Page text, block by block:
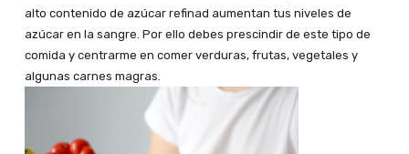
alto contenido de azúcar refinad aumentan tus niveles de
azúcar en la sangre. Por ello debes prescindir de este tipo de
comida y centrarme en comer verduras, frutas, vegetales y
algunas carnes magras.